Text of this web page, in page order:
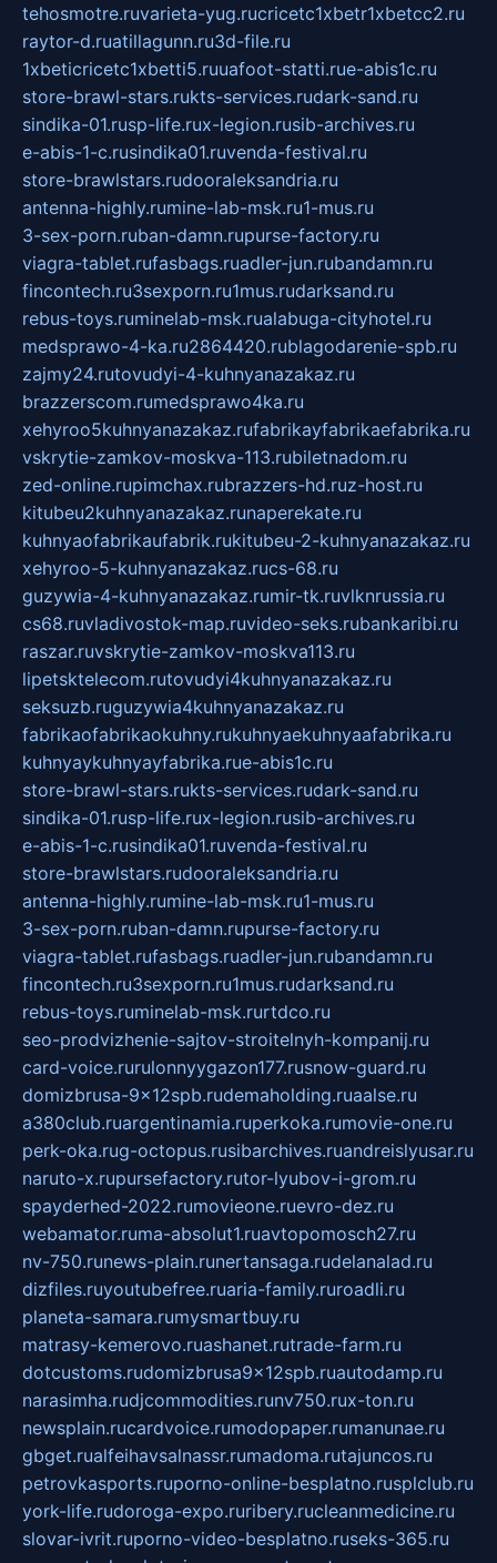
tehosmotre.ruvarieta-yug.rucricetc1xbetr1xbetcc2.ru
raytor-d.ruatillagunn.ru3d-file.ru
1xbeticricetc1xbetti5.ruuafoot-statti.rue-abis1c.ru
store-brawl-stars.rukts-services.rudark-sand.ru
sindika-01.rusp-life.rux-legion.rusib-archives.ru
e-abis-1-c.rusindika01.ruvenda-festival.ru
store-brawlstars.rudooraleksandria.ru
antenna-highly.rumine-lab-msk.ru1-mus.ru
3-sex-porn.ruban-damn.rupurse-factory.ru
viagra-tablet.rufasbags.ruadler-jun.rubandamn.ru
fincontech.ru3sexporn.ru1mus.rudarksand.ru
rebus-toys.ruminelab-msk.rualabuga-cityhotel.ru
medsprawo-4-ka.ru2864420.rublagodarenie-spb.ru
zajmy24.rutovudyi-4-kuhnyanazakaz.ru
brazzerscom.rumedsprawo4ka.ru
xehyroo5kuhnyanazakaz.rufabrikayfabrikaefabrika.ru
vskrytie-zamkov-moskva-113.rubiletnadom.ru
zed-online.rupimchax.rubrazzers-hd.ruz-host.ru
kitubeu2kuhnyanazakaz.runaperekate.ru
kuhnyaofabrikaufabrik.rukitubeu-2-kuhnyanazakaz.ru
xehyroo-5-kuhnyanazakaz.rucs-68.ru
guzywia-4-kuhnyanazakaz.rumir-tk.ruvlknrussia.ru
cs68.ruvladivostok-map.ruvideo-seks.rubankaribi.ru
raszar.ruvskrytie-zamkov-moskva113.ru
lipetsktelecom.rutovudyi4kuhnyanazakaz.ru
seksuzb.ruguzywia4kuhnyanazakaz.ru
fabrikaofabrikaokuhny.rukuhnyaekuhnyaafabrika.ru
kuhnyaykuhnyayfabrika.rue-abis1c.ru
store-brawl-stars.rukts-services.rudark-sand.ru
sindika-01.rusp-life.rux-legion.rusib-archives.ru
e-abis-1-c.rusindika01.ruvenda-festival.ru
store-brawlstars.rudooraleksandria.ru
antenna-highly.rumine-lab-msk.ru1-mus.ru
3-sex-porn.ruban-damn.rupurse-factory.ru
viagra-tablet.rufasbags.ruadler-jun.rubandamn.ru
fincontech.ru3sexporn.ru1mus.rudarksand.ru
rebus-toys.ruminelab-msk.rurtdco.ru
seo-prodvizhenie-sajtov-stroitelnyh-kompanij.ru
card-voice.rurulonnyygazon177.rusnow-guard.ru
domizbrusa-9x12spb.rudemaholding.ruaalse.ru
a380club.ruargentinamia.ruperkoka.rumovie-one.ru
perk-oka.rug-octopus.rusibarchives.ruandreislyusar.ru
naruto-x.rupursefactory.rutor-lyubov-i-grom.ru
spayderhed-2022.rumovieone.ruevro-dez.ru
webamator.ruma-absolut1.ruavtopomosch27.ru
nv-750.runews-plain.runertansaga.rudelanalad.ru
dizfiles.ruyoutubefree.ruaria-family.ruroadli.ru
planeta-samara.rumysmartbuy.ru
matrasy-kemerovo.ruashanet.rutrade-farm.ru
dotcustoms.rudomizbrusa9x12spb.ruautodamp.ru
narasimha.rudjcommodities.runv750.rux-ton.ru
newsplain.rucardvoice.rumodopaper.rumanunae.ru
gbget.rualfeihavsalnassr.rumadoma.rutajuncos.ru
petrovkasports.ruporno-online-besplatno.rusplclub.ru
york-life.rudoroga-expo.ruribery.rucleanmedicine.ru
slovar-ivrit.ruporno-video-besplatno.ruseks-365.ru